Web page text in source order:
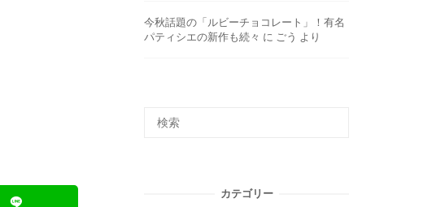
今秋話題の「ルビーチョコレート」！有名
パティシエの新作も続々 に ごう より
カテゴリー